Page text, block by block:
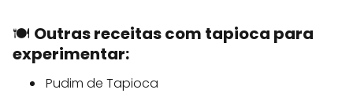
🍽️ Outras receitas com tapioca para
experimentar:
Pudim de Tapioca